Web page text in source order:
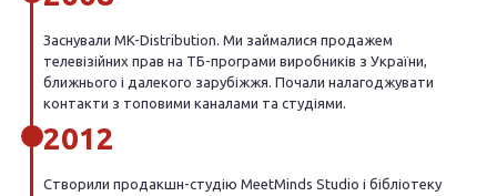
Заснували MK-Distribution. Ми займалися продажем
телевізійних прав на ТБ-програми виробників з України,
ближнього і далекого зарубіжжя. Почали налагоджувати
контакти з топовими каналами та студіями.
2012
Створили продакшн-студію MeetMinds Studio і бібліотеку